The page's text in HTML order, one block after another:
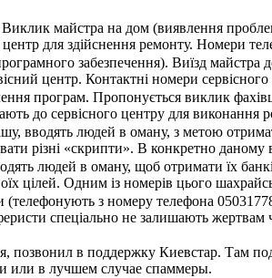
майстра на дом (виявлення
для здійснення ремонту. Номери
забезпечення). Виїзд майстра
центр. Контактні номери
програм. Пропонується виклик
до сервісного центру для виконання
вводять людей в оману, з метою
різні «скрипти». В конкретно даному
людей в оману, щоб отримати їх
цілей. Одним із номерів цього
з номеру телефона
спеціально не залишають жертвам
позвонил в поддержку Киевстар. Там
или в лучшем случае спаммеры.